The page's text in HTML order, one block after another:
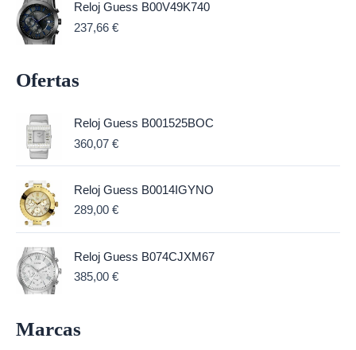
Reloj Guess B00V49K740
237,66 €
Ofertas
Reloj Guess B001525BOC
360,07 €
Reloj Guess B0014IGYNO
289,00 €
Reloj Guess B074CJXM67
385,00 €
Marcas